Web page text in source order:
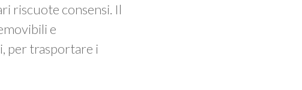
riscuote consensi. Il
e
per trasportare i